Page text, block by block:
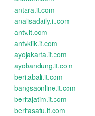
antara.it.com
analisadaily.it.com
antv.it.com
antvklik.it.com
ayojakarta.it.com
ayobandung.it.com
beritabali.it.com
bangsaonline.it.com
beritajatim.it.com
beritasatu.it.com